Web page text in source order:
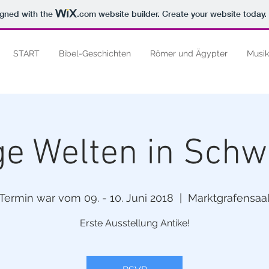
with the .comwebsite builder. Create your website today.
START Bibel-Geschichten Römer und Ägypter Musik
Welten in
war vom 09. - 10. Juni 2018
Erste Ausstellung Antike!